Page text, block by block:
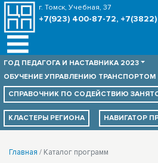
г. Томск, Учебная, 37
+7(923) 400-87-72,
ГОД ПЕДАГОГА И НАСТАВНИКА 2023
ОБУЧЕНИЕ УПРАВЛЕНИЮ ТРАНСПОРТОМ
СПРАВОЧНИК ПО СОДЕЙСТВИЮ
КЛАСТЕРЫ РЕГИОНА НАВИГАТОР
Главная Каталог программ